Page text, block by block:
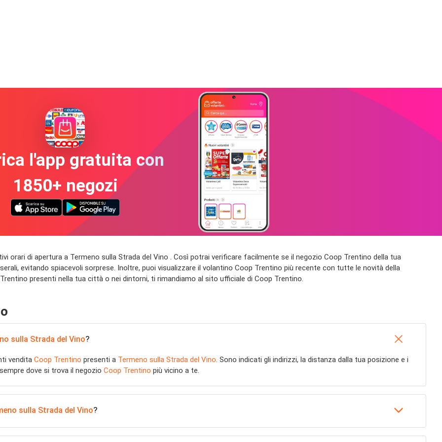
l'app gratuita con
1850+ negozi
orari di apertura a Termeno sulla Strada del Vino . Così potrai verificare facilmente se il negozio Coop Trentino della tua
evitando spiacevoli sorprese. Inoltre, puoi visualizzare il volantino Coop Trentino più recente con tutte le novità della
presenti nella tua città o nei dintorni, ti rimandiamo al sito ufficiale di Coop Trentino.
sulla Strada del Vino?
vendita Coop Trentino presenti a Termeno sulla Strada del Vino. Sono indicati gli indirizzi, la distanza dalla tua posizione e i
dove si trova il negozio Coop Trentino più vicino a te.
sulla Strada del Vino?